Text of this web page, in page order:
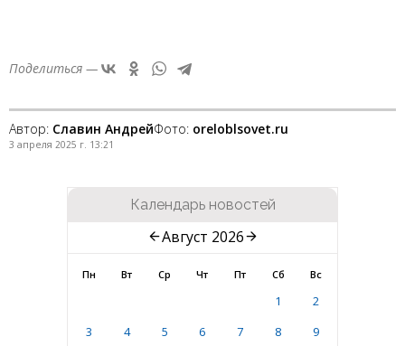
Поделиться —
Автор: Славин АндрейФото: oreloblsovet.ru
3 апреля 2025 г. 13:21
Календарь новостей
Август 2026
Пн Вт Ср Чт Пт Сб Вс
1
2
3
4 5 6 7 8
9